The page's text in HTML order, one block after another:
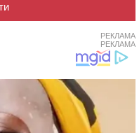
РЕКЛАМА
РЕКЛАМА